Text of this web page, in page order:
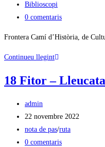
Biblioscopi
0 comentaris
Frontera Camí d’Història, de
Continueu llegint
18 Fitor – Lleucata
admin
22 novembre 2022
nota de pas/ruta
0 comentaris